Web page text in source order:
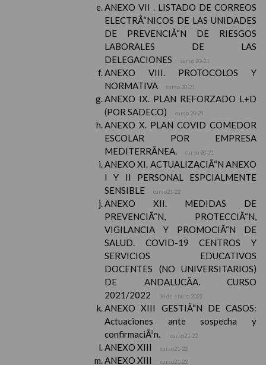
ANEXO VII . LISTADO DE CORREOS
ELECTRÃ“NICOS DE LAS UNIDADES
DE PREVENCIÃ“N DE RIESGOS
LABORALES DE LAS
DELEGACIONES
curso 20-21
ANEXO VIII. PROTOCOLOS Y
NORMATIVA
curso 20-21
ANEXO IX. PLAN REFORZADO L+D
(POR SADECO)
curso 20-21
ANEXO X. PLAN COVID COMEDOR
ESCOLAR POR EMPRESA
MEDITERRÃNEA.
curso 20-21
ANEXO XI. ACTUALIZACIÃ“N ANEXO
I Y II PERSONAL ESPCIALMENTE
SENSIBLE
curso21-22
ANEXO XII. MEDIDAS DE
PREVENCIÃ“N, PROTECCIÃ“N,
VIGILANCIA Y PROMOCIÃ“N DE
SALUD. COVID-19 CENTROS Y
SERVICIOS EDUCATIVOS
DOCENTES (NO UNIVERSITARIOS)
DE ANDALUCÃA. CURSO
2021/2022
14 de enero 2022
ANEXO XIII GESTIÃ“N DE CASOS:
Actuaciones ante sospecha y
confirmaciÃ³n.
curso21-22
ANEXO XIII curso21-22
ANEXO XIII curso21-22